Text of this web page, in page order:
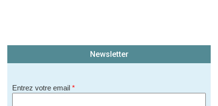
Newsletter
Entrez votre email *